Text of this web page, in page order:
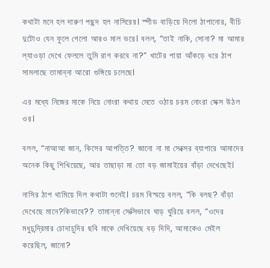
কথাটা মনে হল দারুণ পছন্দ হল নাসিরের। স্পীড বাড়িয়ে দিলো ঠাপানোর, বীচি
দুটোও যেন ফুলে গেলো আরও মাল ভরে। বলল, “তাই নাকি, সোনা? মা আমার
ল্যাওড়া দেখে ফেললে তুমি রাগ করবে না?” খাটের পায়া আঁকড়ে ধরে ঠাপ
সামলাছে তামান্না আরো গুঙ্গিয়ে চলেছে।
এর মধ্যে নিজের মাকে নিয়ে নোংরা কথায় মেতে ওঠায় চরম নোংরা সেক্স উঠল
ওর।
বলল, “নাআআ জান, কিসের আপত্তি? জানো না মা সেক্সের ব্যাপারে আমাদের
অনেক কিছু শিখিয়েছে, আর তাছাড়া মা তো বড় জামাইয়ের বাঁড়া দেখেছেই।
নাসির ঠাপ থামিয়ে দিল কথাটা শুনেই। চরম বিস্ময়ে বলল, “কি বলছ? বাঁড়া
দেখেছে মানে?কিভাবে?? তামান্না সেক্সিভাবে ঘাড় ঘুরিয়ে বলল, “ওদের
মধুচন্দ্রিমার চোদাচুদির ছবি মাকে দেখিয়েছে বড় দিদি, আমাকেও মেইল
করেছিল, জানো?